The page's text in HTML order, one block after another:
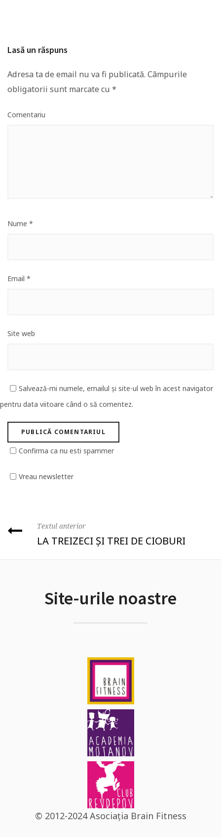
Lasă un răspuns
Adresa ta de email nu va fi publicată. Câmpurile
obligatorii sunt marcate cu *
Comentariu
Nume *
Email *
Site web
Salvează-mi numele, emailul și site-ul web în acest navigator
pentru data viitoare când o să comentez.
Confirma ca nu esti spammer
Vreau newsletter
Textul anterior
LA TREIZECI ȘI TREI DE CIOBURI
Site-urile noastre
© 2012-2024 Asociația Brain Fitness